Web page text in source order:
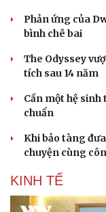
Nhi khoa
Nam khoa
Phòng mạch online
Ăn sạch sống khỏe
Phản ứng của
bình chê bai
The Odyssey
tích sau 14 năm
Cần một hệ
chuẩn
Khi bảo tàng
chuyện cùng
KINH TẾ